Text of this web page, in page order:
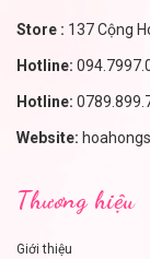
Store : 137 Cộng
Hotline:
Hotline:
Website:
Thương hiệu
Giới thiệu